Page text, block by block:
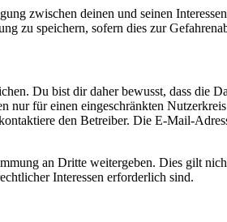
zwischen deinen und seinen
zu speichern, sofern dies zur
Du bist dir daher bewusst, dass
nur für einen eingeschränkten
den Betreiber. Die E-Mail-
an Dritte weitergeben. Dies gilt
Interessen erforderlich sind.